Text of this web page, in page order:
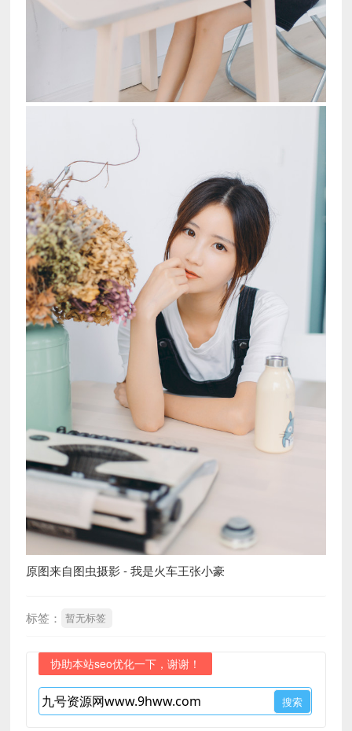
原图来自图虫摄影 - 我是火车王张小豪
标签： 暂无标签
协助本站seo优化一下，谢谢！